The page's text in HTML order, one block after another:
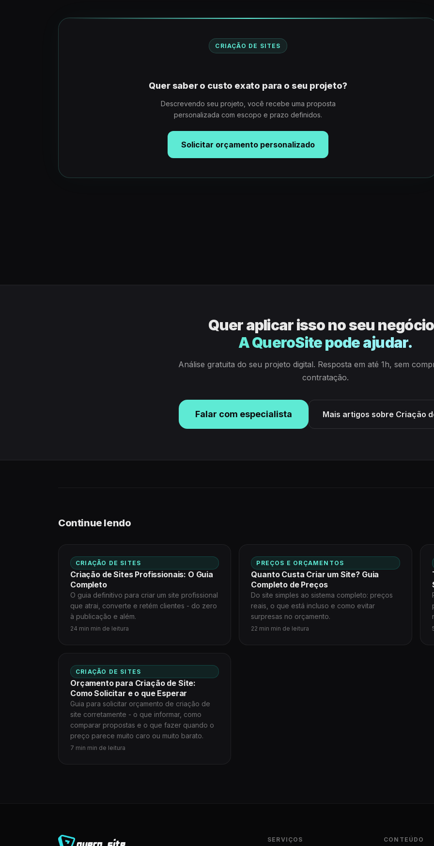
CRIAÇÃO DE SITES
Quer saber o custo exato para o seu projeto?
Descrevendo seu projeto, você recebe uma proposta
personalizada com escopo e prazo definidos.
Solicitar orçamento personalizado
Quer aplicar isso no seu
A QueroSite pode ajudar.
Análise gratuita do seu projeto digital. Resposta em até 1h, sem
contratação.
Falar com especialista Mais artigos sobre Criação
Continue lendo
CRIAÇÃO DE SITES
Criação de Sites Profissionais: O Guia
Completo
O guia definitivo para criar um site profissional
que atrai, converte e retém clientes - do zero
à publicação e além.
24 min min de leitura
PREÇOS E ORÇAMENTOS
Quanto Custa Criar um Site? Guia
Completo de Preços
Do site simples ao sistema completo: preços
reais, o que está incluso e como evitar
surpresas no orçamento.
22 min min de leitura
CRIAÇÃO DE SITES
Orçamento para Criação de Site:
Como Solicitar e o que Esperar
Guia para solicitar orçamento de criação de
site corretamente - o que informar, como
comparar propostas e o que fazer quando o
preço parece muito caro ou muito barato.
7 min min de leitura
SERVIÇOS CONTEÚDO